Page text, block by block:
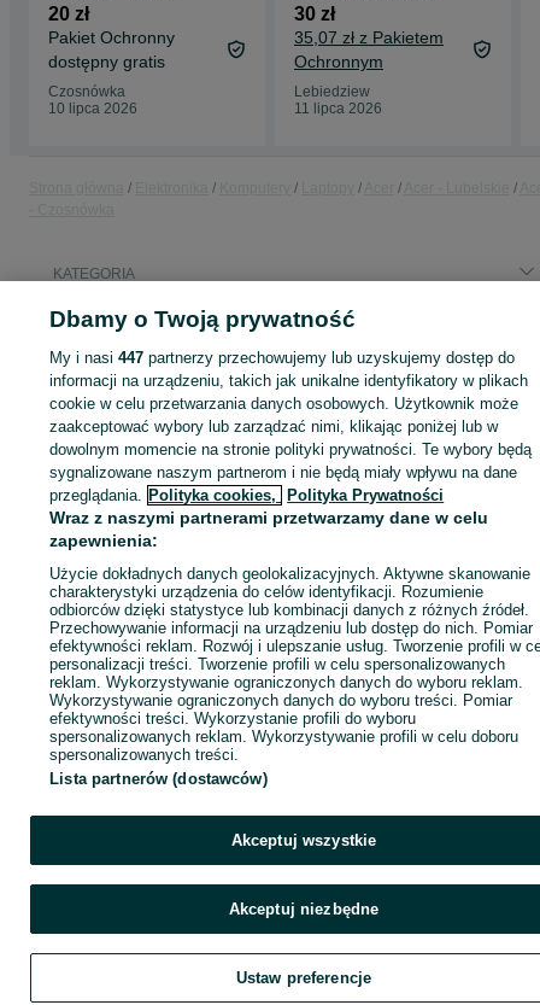
20 zł
Pakiet Ochronny
dostępny gratis
Czosnówka
10 lipca 2026
30 zł
35,07 zł z Pakietem
Ochronnym
Lebiedziew
11 lipca 2026
KATEGORIA
855533747
Zaloguj się lub załóż konto na OLX, aby skontaktować się z
sprzedającym
Zaloguj się / Załóż konto
Kup
Dbamy o Twoją prywatność
My i nasi447 partnerzy przechowujemy lub uzyskujemy dostęp do
informacji na urządzeniu, takich jak unikalne identyfikatory w plikach
cookie w celu przetwarzania danych osobowych. Użytkownik może
zaakceptować wybory lub zarządzać nimi, klikając poniżej lub w
dowolnym momencie na stronie polityki prywatności. Te wybory będą
sygnalizowane naszym partnerom i nie będą miały wpływu na dane
przeglądania. Polityka cookies, Polityka Prywatności
Wraz z naszymi partnerami przetwarzamy dane w celu
zapewnienia:
Użycie dokładnych danych geolokalizacyjnych. Aktywne skanowanie
charakterystyki urządzenia do celów identyfikacji. Rozumienie
odbiorców dzięki statystyce lub kombinacji danych z różnych źródeł.
Przechowywanie informacji na urządzeniu lub dostęp do nich. Pomiar
efektywności reklam. Rozwój i ulepszanie usług. Tworzenie profili w
personalizacji treści. Tworzenie profili w celu spersonalizowanych
reklam. Wykorzystywanie ograniczonych danych do wyboru reklam.
Wykorzystywanie ograniczonych danych do wyboru treści. Pomiar
efektywności treści. Wykorzystanie profili do wyboru
spersonalizowanych reklam. Wykorzystywanie profili w celu doboru
spersonalizowanych treści.
Lista partnerów (dostawców)
Akceptuj wszystkie
Akceptuj niezbędne
Ustaw preferencje